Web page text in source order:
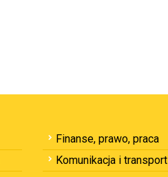
Finanse, prawo, praca
Komunikacja i transport